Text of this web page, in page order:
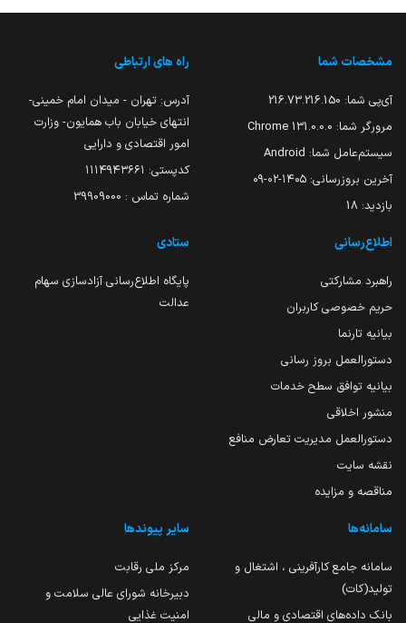
مشخصات شما
آی‌پی شما: 216.73.216.150
مرورگر شما: 131.0.0.0 Chrome
سیستم‌عامل شما: Android
آخرین بروزرسانی: ۱۴۰۵-۰۲-۰۹
بازدید: 18
راه های ارتباطی
آدرس: تهران - میدان امام خمینی-
انتهای خیابان باب همایون- وزارت
امور اقتصادی و دارایی
کدپستی: ۱۱۱۴۹۴۳۶۶۱
شماره تماس : 39909000
اطلاع‌رسانی
راهبرد مشارکتی
حریم خصوصی کاربران
بیانیه تارنما
دستورالعمل بروز رسانی
بیانیه توافق سطح خدمات
منشور اخلاقی
دستورالعمل مدیریت تعارض منافع
نقشه سایت
مناقصه و مزایده
ستادی
پایگاه اطلاع‌رسانی آزادسازی سهام
عدالت
سامانه‌ها
سامانه جامع کارآفرینی ، اشتغال و
تولید(کات)
بانک داده‌های اقتصادی و مالی
سایر پیوندها
مرکز ملی رقابت
دبیرخانه شورای عالی سلامت و
امنیت غذایی